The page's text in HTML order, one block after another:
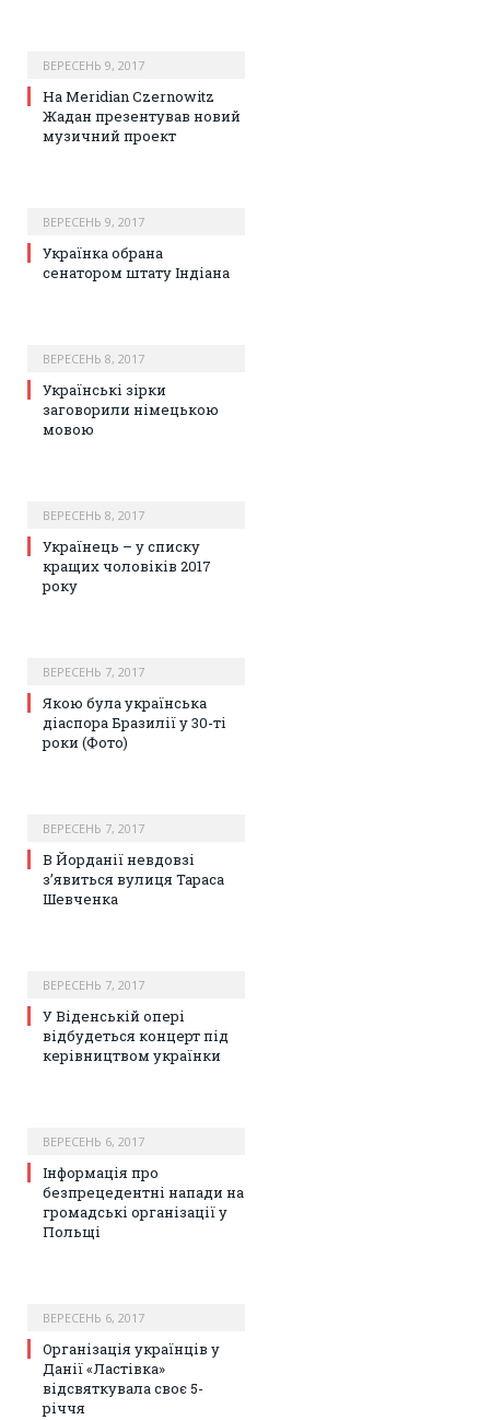
ВЕРЕСЕНЬ 9, 2017
На Meridian Czernowitz
Жадан презентував новий
музичний проект
ВЕРЕСЕНЬ 9, 2017
Українка обрана
сенатором штату Індіана
ВЕРЕСЕНЬ 8, 2017
Українські зірки
заговорили німецькою
мовою
ВЕРЕСЕНЬ 8, 2017
Українець – у списку
кращих чоловіків 2017
року
ВЕРЕСЕНЬ 7, 2017
Якою була українська
діаспора Бразилії у 30-ті
роки (Фото)
ВЕРЕСЕНЬ 7, 2017
В Йорданії невдовзі
з’явиться вулиця Тараса
Шевченка
ВЕРЕСЕНЬ 7, 2017
У Віденській опері
відбудеться концерт під
керівництвом українки
ВЕРЕСЕНЬ 6, 2017
Інформація про
безпрецедентні напади на
громадські організації у
Польщі
ВЕРЕСЕНЬ 6, 2017
Організація українців у
Данії «Ластівка»
відсвяткувала своє 5-
річчя